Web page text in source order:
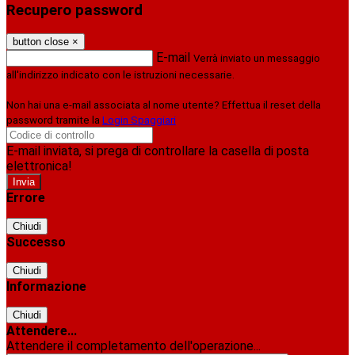
Recupero password
button close ×
E-mail Verrà inviato un messaggio
all'indirizzo indicato con le istruzioni necessarie.
Non hai una e-mail associata al nome utente? Effettua il reset della
password tramite la Login Spaggiari
E-mail inviata, si prega di controllare la casella di posta
elettronica!
Errore
Chiudi
Successo
Chiudi
Informazione
Chiudi
Attendere...
Attendere il completamento dell'operazione...